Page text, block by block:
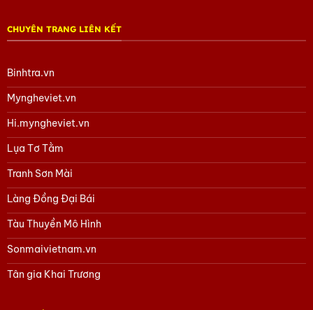
CHUYÊN TRANG LIÊN KẾT
Binhtra.vn
Myngheviet.vn
Hi.myngheviet.vn
Lụa Tơ Tằm
Tranh Sơn Mài
Làng Đồng Đại Bái
Tàu Thuyền Mô Hình
Sonmaivietnam.vn
Tân gia Khai Trương